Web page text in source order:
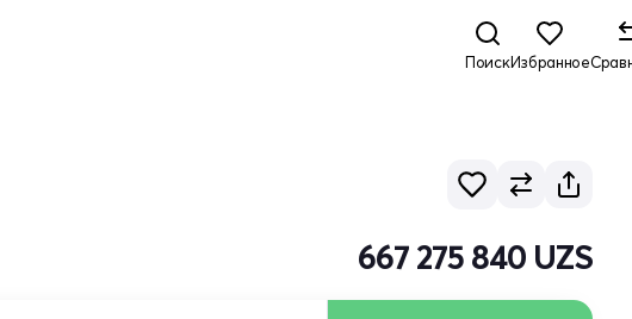
ПоискИзбранное
667 275 840 UZS